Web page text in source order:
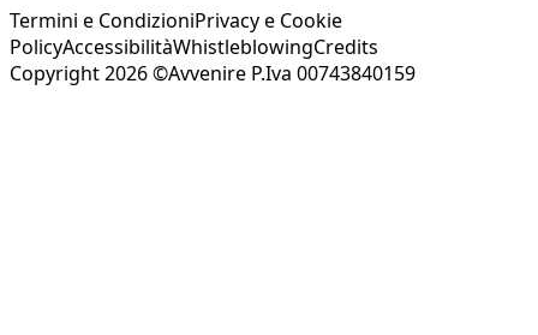
Termini e CondizioniPrivacy e Cookie
PolicyAccessibilitàWhistleblowingCredits
Copyright 2026 ©Avvenire P.Iva 00743840159